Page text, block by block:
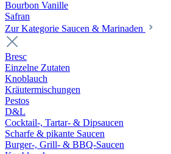
Bourbon Vanille
Safran
Zur Kategorie Saucen & Marinaden
Bresc
Einzelne Zutaten
Knoblauch
Kräutermischungen
Pestos
D&L
Cocktail-, Tartar- & Dipsaucen
Scharfe & pikante Saucen
Burger-, Grill- & BBQ-Saucen